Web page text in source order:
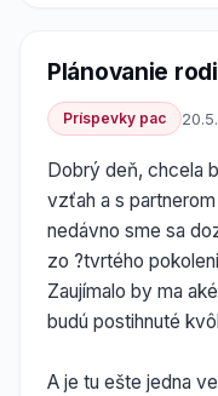
Plánovanie
Príspevky pac
Dobrý deň, chcela
vzťah a s
nedávno sme sa
zo ?tvrtého
Zaujímalo by ma
budú postihnuté
A je tu ešte jedna